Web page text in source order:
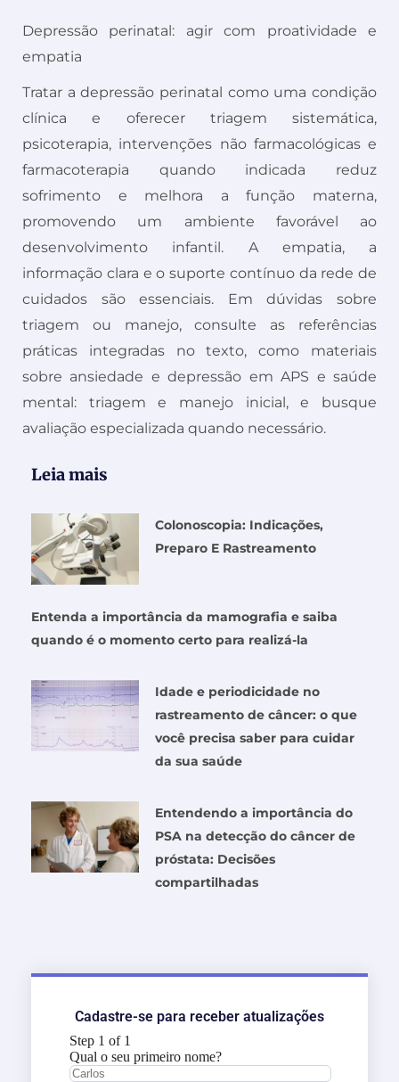
Depressão perinatal: agir com proatividade e
empatia
Tratar a depressão perinatal como uma condição
clínica e oferecer triagem sistemática,
psicoterapia, intervenções não farmacológicas e
farmacoterapia quando indicada reduz
sofrimento e melhora a função materna,
promovendo um ambiente favorável ao
desenvolvimento infantil. A empatia, a
informação clara e o suporte contínuo da rede de
cuidados são essenciais. Em dúvidas sobre
triagem ou manejo, consulte as referências
práticas integradas no texto, como materiais
sobre ansiedade e depressão em APS e saúde
mental: triagem e manejo inicial, e busque
avaliação especializada quando necessário.
Leia mais
Colonoscopia: Indicações,
Preparo E Rastreamento
Entenda a importância da mamografia e saiba
quando é o momento certo para realizá-la
Idade e periodicidade no
rastreamento de câncer: o que
você precisa saber para cuidar
da sua saúde
Entendendo a importância do
PSA na detecção do câncer de
próstata: Decisões
compartilhadas
Cadastre-se para receber atualizações